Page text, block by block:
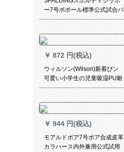
ー7号ボボール標準公式試合バ
ケトボックス室内室外通用ボ
滑り止めトボール
￥ 872 円(税込)
ウィルソン(Wilson)新着ぴン
可爱い小学生の児童吸湿PU耐
久性抜群室内室外バースキー
ボル
￥ 944 円(税込)
モアルドボア7号ボア合成皮革
カラハース内外兼用公式試用